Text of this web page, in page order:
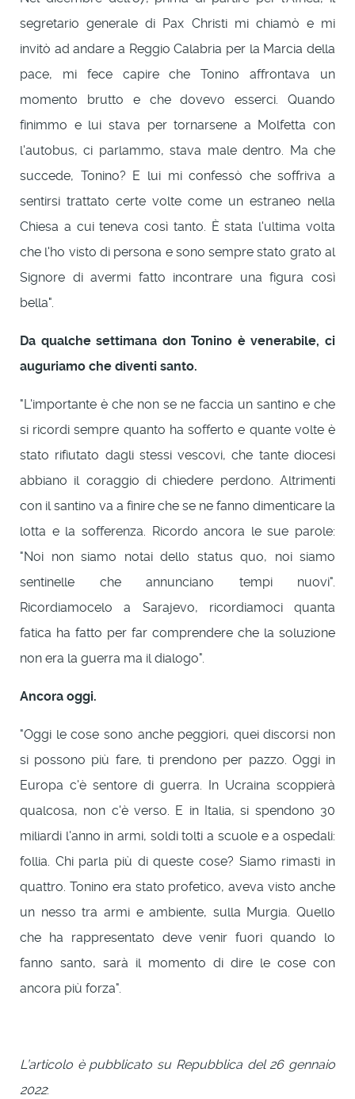
segretario generale di Pax Christi mi chiamò e mi
invitò ad andare a Reggio Calabria per la Marcia della
pace, mi fece capire che Tonino affrontava un
momento brutto e che dovevo esserci. Quando
finimmo e lui stava per tornarsene a Molfetta con
l'autobus, ci parlammo, stava male dentro. Ma che
succede, Tonino? E lui mi confessò che soffriva a
sentirsi trattato certe volte come un estraneo nella
Chiesa a cui teneva così tanto. È stata l'ultima volta
che l'ho visto di persona e sono sempre stato grato al
Signore di avermi fatto incontrare una figura così
bella".
Da qualche settimana don Tonino è venerabile, ci
auguriamo che diventi santo.
"L'importante è che non se ne faccia un santino e che
si ricordi sempre quanto ha sofferto e quante volte è
stato rifiutato dagli stessi vescovi, che tante diocesi
abbiano il coraggio di chiedere perdono. Altrimenti
con il santino va a finire che se ne fanno dimenticare la
lotta e la sofferenza. Ricordo ancora le sue parole:
"Noi non siamo notai dello status quo, noi siamo
sentinelle che annunciano tempi nuovi".
Ricordiamocelo a Sarajevo, ricordiamoci quanta
fatica ha fatto per far comprendere che la soluzione
non era la guerra ma il dialogo".
Ancora oggi.
"Oggi le cose sono anche peggiori, quei discorsi non
si possono più fare, ti prendono per pazzo. Oggi in
Europa c'è sentore di guerra. In Ucraina scoppierà
qualcosa, non c'è verso. E in Italia, si spendono 30
miliardi l'anno in armi, soldi tolti a scuole e a ospedali:
follia. Chi parla più di queste cose? Siamo rimasti in
quattro. Tonino era stato profetico, aveva visto anche
un nesso tra armi e ambiente, sulla Murgia. Quello
che ha rappresentato deve venir fuori quando lo
fanno santo, sarà il momento di dire le cose con
ancora più forza".
L’articolo è pubblicato su Repubblica del 26 gennaio
2022: